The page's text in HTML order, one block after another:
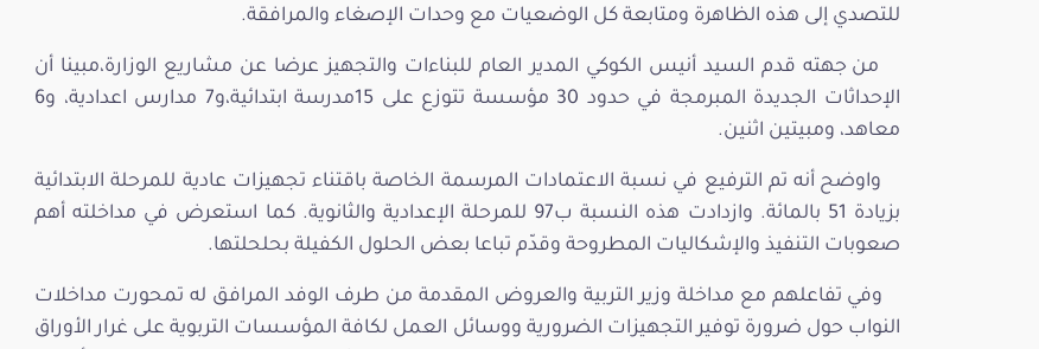
للتصدي إلى هذه الظاهرة ومتابعة كل الوضعيات مع وحدات الإصغاء والمرافقة.
من جهته قدم السيد أنيس الكوكي المدير العام للبناءات والتجهيز عرضا عن مشاريع الوزارة،مبينا أن
الإحداثات الجديدة المبرمجة في حدود 30 مؤسسة تتوزع على 15مدرسة ابتدائية،و7 مدارس اعدادية، و6
معاهد، ومبيتين اثنين.
واوضح أنه تم الترفيع في نسبة الاعتمادات المرسمة الخاصة باقتناء تجهيزات عادية للمرحلة الابتدائية
بزيادة 51 بالمائة. وازدادت هذه النسبة ب97 للمرحلة الإعدادية والثانوية. كما استعرض في مداخلته أهم
صعوبات التنفيذ والإشكاليات المطروحة وقدّم تباعا بعض الحلول الكفيلة بحلحلتها.
وفي تفاعلهم مع مداخلة وزير التربية والعروض المقدمة من طرف الوفد المرافق له تمحورت مداخلات
النواب حول ضرورة توفير التجهيزات الضرورية ووسائل العمل لكافة المؤسسات التربوية على غرار الأوراق